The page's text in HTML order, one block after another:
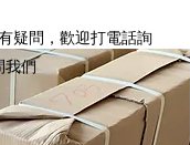
疑問，歡迎打電話詢
我們